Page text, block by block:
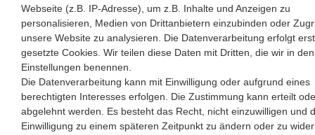
Webseite (z.B. IP-Adresse), um z.B. Inhalte und Anzeigen zu
personalisieren, Medien von Drittanbietern einzubinden oder
unsere Website zu analysieren. Die Datenverarbeitung erfolgt
gesetzte Cookies. Wir teilen diese Daten mit Dritten, die wir in den
Einstellungen benennen.
Die Datenverarbeitung kann mit Einwilligung oder aufgrund eines
berechtigten Interesses erfolgen. Die Zustimmung kann erteilt
abgelehnt werden. Es besteht das Recht, nicht einzuwilligen und
Einwilligung zu einem späteren Zeitpunkt zu ändern oder zu